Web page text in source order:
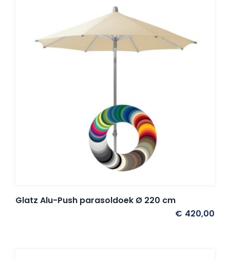
Glatz Alu-Push parasoldoek Ø 220 cm
€ 420,00